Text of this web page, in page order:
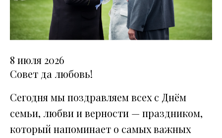
8 июля 2026
Совет да любовь!
Сегодня мы поздравляем всех с Днём
семьи, любви и верности — праздником,
который напоминает о самых важных